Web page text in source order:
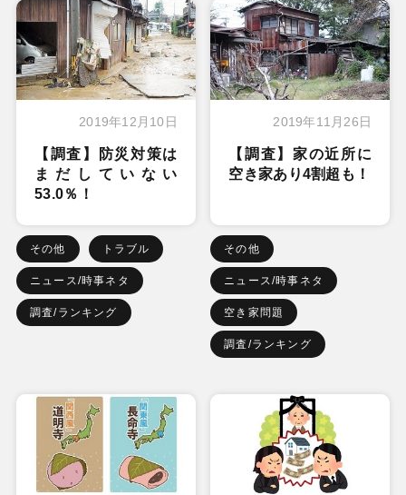
2019年12月10日
【調査】防災対策は
まだしていない
53.0％！
その他 トラブル
ニュース/時事ネタ
調査/ランキング
2019年11月26日
【調査】家の近所に
空き家あり4割超も！
その他
ニュース/時事ネタ
空き家問題
調査/ランキング